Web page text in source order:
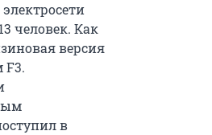
человек. Как
версия
F3.
в